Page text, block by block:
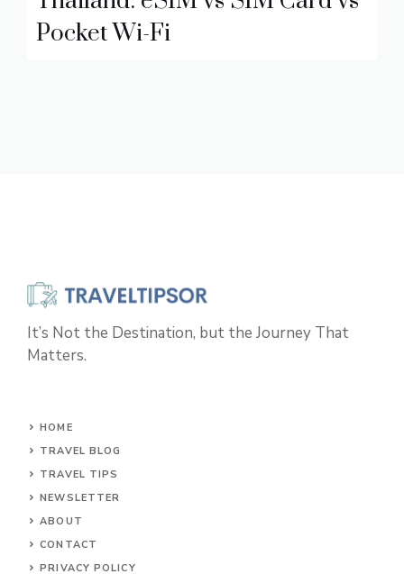
Pocket Wi-Fi
It’s Not the Destination, but the Journey That
Matters.
HOME
TRAVEL BLOG
TRAVEL TIPS
NEWSLETTER
ABOUT
CONTACT
PRIVACY POLICY